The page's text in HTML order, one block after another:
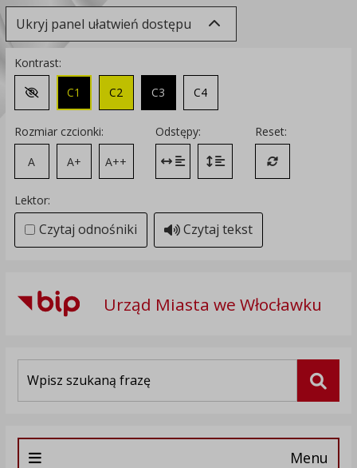
Ukryj panel ułatwień dostępu
Kontrast:
Zmień kontrast na domyślny
C1 C2 C3 C4
Rozmiar czcionki:
A
A+ A++
Odstępy:
Zmień odstęp między literami
Zmień interlinię i margines
Reset:
Przywróć
Lektor:
Czytaj odnośniki Czytaj tekst
Urząd Miasta we Włocławku
Menu